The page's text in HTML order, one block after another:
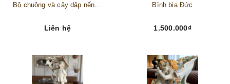
Bộ chuông và cây dập nến đồng
Liên hệ
Bình bia Đức
1.500.000₫